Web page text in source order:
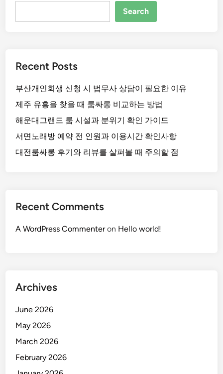
여
0
Search
Recent Posts
부산개인회생 신청 시 법무사 상담이 필요한 이유
제주 유흥을 찾을 때 룸싸롱 비교하는 방법
해운대그랜드 룸 시설과 분위기 확인 가이드
서면노래방 예약 전 인원과 이용시간 확인사항
대전룸싸롱 후기와 리뷰를 살펴볼 때 주의할 점
Recent Comments
A WordPress Commenteron Hello world!
Archives
June 2026
May 2026
March 2026
February 2026